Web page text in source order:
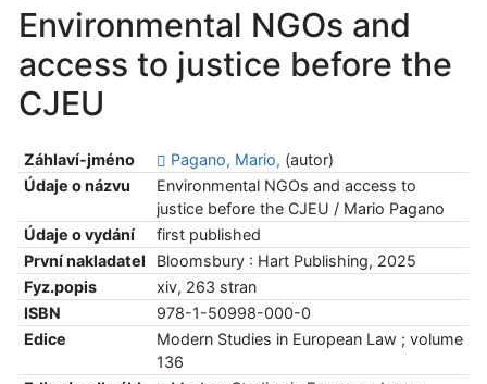
Environmental NGOs and
access to justice before the
CJEU
Záhlaví-jméno Pagano, Mario, (autor)
Údaje o názvu
Environmental NGOs and access to
justice before the CJEU / Mario Pagano
Údaje o vydání
first published
První nakladatel
Bloomsbury : Hart Publishing, 2025
Fyz.popis
xiv, 263 stran
ISBN
978-1-50998-000-0
Edice
Modern Studies in European Law ; volume
136